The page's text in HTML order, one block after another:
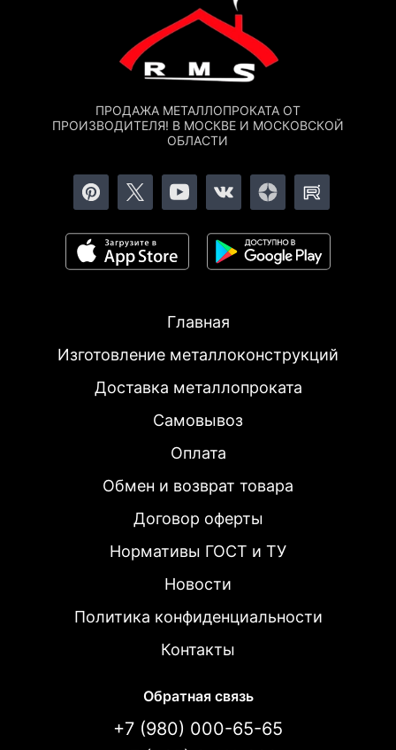
ПРОДАЖА МЕТАЛЛОПРОКАТА ОТ
ПРОИЗВОДИТЕЛЯ! В МОСКВЕ И МОСКОВСКОЙ
ОБЛАСТИ
Главная
Изготовление металлоконструкций
Доставка металлопроката
Самовывоз
Оплата
Обмен и возврат товара
Договор оферты
Нормативы ГОСТ и ТУ
Новости
Политика конфиденциальности
Контакты
Обратная связь
+7 (980) 000-65-65